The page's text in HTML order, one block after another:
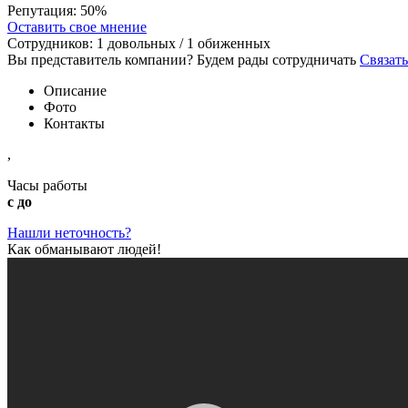
Репутация: 50%
Оставить свое мнение
Сотрудников: 1 довольных / 1 обиженных
Вы представитель компании? Будем рады сотрудничать
Описание
Фото
Контакты
,
Часы работы
с до
Нашли неточность?
Как обманывают людей!